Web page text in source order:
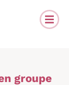
groupe